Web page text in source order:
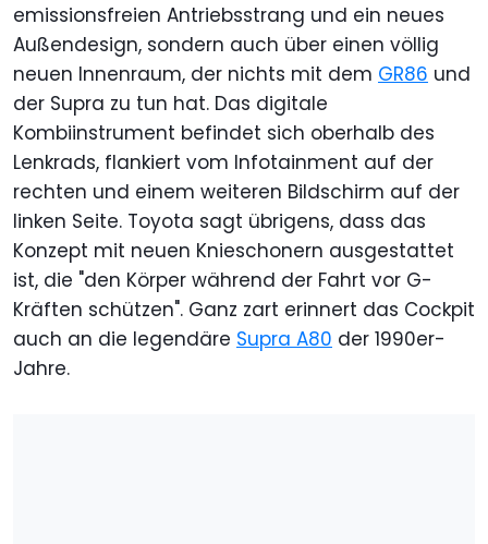
emissionsfreien Antriebsstrang und ein neues
Außendesign, sondern auch über einen völlig
neuen Innenraum, der nichts mit dem GR86 und
der Supra zu tun hat. Das digitale
Kombiinstrument befindet sich oberhalb des
Lenkrads, flankiert vom Infotainment auf der
rechten und einem weiteren Bildschirm auf der
linken Seite. Toyota sagt übrigens, dass das
Konzept mit neuen Knieschonern ausgestattet
ist, die "den Körper während der Fahrt vor G-
Kräften schützen". Ganz zart erinnert das Cockpit
auch an die legendäre Supra A80 der 1990er-
Jahre.